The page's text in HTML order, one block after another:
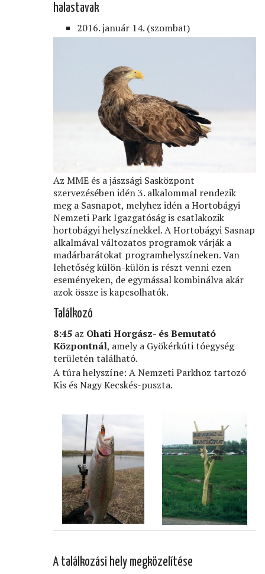
halastavak
2016. január 14. (szombat)
Az MME és a jászsági Sasközpont
szervezésében idén 3. alkalommal rendezik
meg a Sasnapot, melyhez idén a Hortobágyi
Nemzeti Park Igazgatóság is csatlakozik
hortobágyi helyszínekkel. A Hortobágyi Sasnap
alkalmával változatos programok várják a
madárbarátokat programhelyszíneken. Van
lehetőség külön-külön is részt venni ezen
eseményeken, de egymással kombinálva akár
azok össze is kapcsolhatók.
Találkozó
8:45 az Ohati Horgász- és Bemutató
Központnál, amely a Gyökérkúti tóegység
területén található.
A túra helyszíne: A Nemzeti Parkhoz tartozó
Kis és Nagy Kecskés-puszta.
A találkozási hely megközelítése